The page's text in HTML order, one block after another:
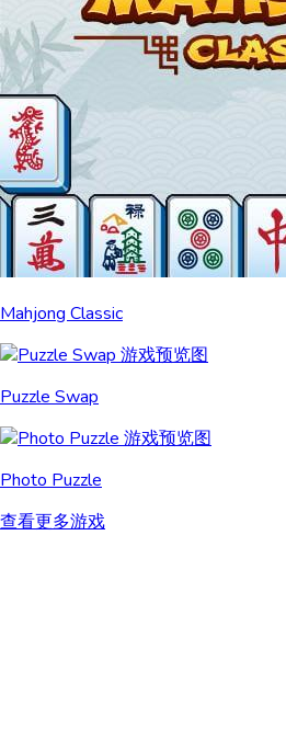
Mahjong Classic
Puzzle Swap
Photo Puzzle
查看更多游戏